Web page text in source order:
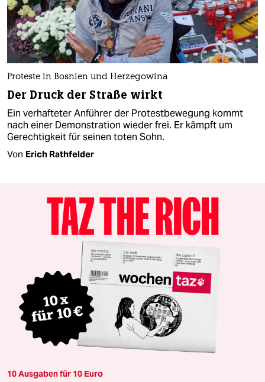
Proteste in Bosnien und Herzegowina
Der Druck der Straße wirkt
Ein verhafteter Anführer der Protestbewegung kommt
nach einer Demonstration wieder frei. Er kämpft um
Gerechtigkeit für seinen toten Sohn.
Von Erich Rathfelder
10 Ausgaben für 10 Euro